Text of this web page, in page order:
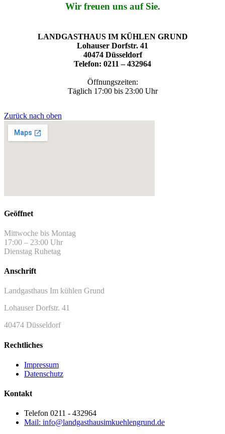
Wir freuen uns auf Sie.
LANDGASTHAUS IM KÜHLEN GRUND
Lohauser Dorfstr. 41
40474 Düsseldorf
Telefon: 0211 – 432964
Öffnungszeiten:
Täglich 17:00 bis 23:00 Uhr
Zurück nach oben
Geöffnet
Mittwoche bis Montag
17:00 – 23:00 Uhr
Dienstag Ruhetag
Anschrift
Landgasthaus Im kühlen Grund
Lohauser Dorfstr. 41
40474 Düsseldorf
Rechtliches
Impressum
Datenschutz
Kontakt
Telefon 0211 - 432964
Mail: info@landgasthausimkuehlengrund.de